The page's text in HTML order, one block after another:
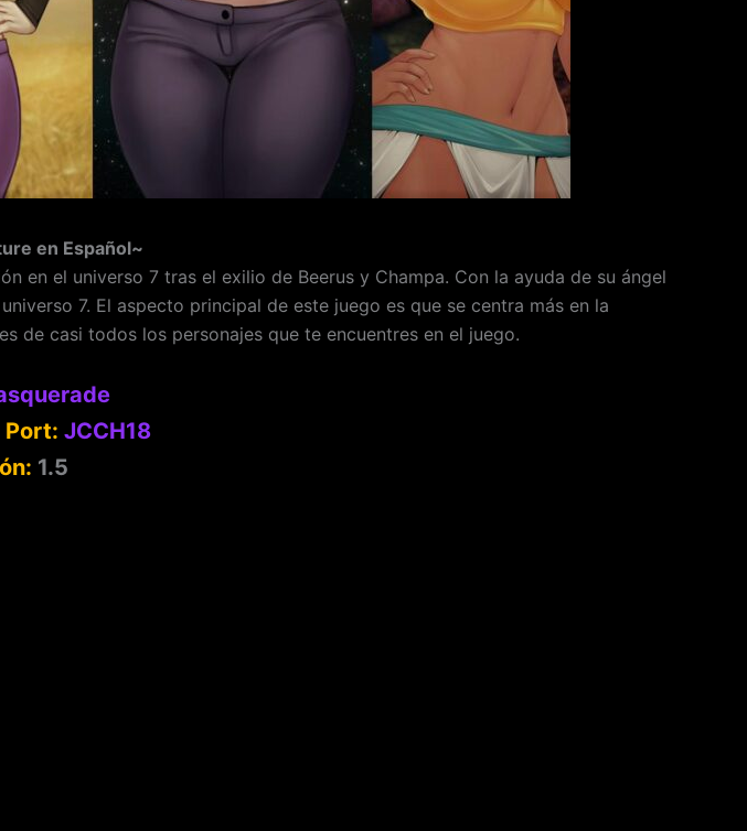
en Español~
en el universo 7 tras el exilio de Beerus y Champa. Con la ayuda de su ángel
7. El aspecto principal de este juego es que se centra más en la
de casi todos los personajes que te encuentres en el juego.
Port: JCCH18
1.5